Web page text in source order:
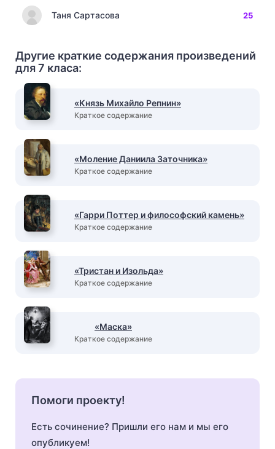
Таня Сартасова 25
Другие краткие содержания произведений
для 7 класа:
«Князь Михайло Репнин»
Краткое содержание
«Моление Даниила Заточника»
Краткое содержание
«Гарри Поттер и философский камень»
Краткое содержание
«Тристан и Изольда»
Краткое содержание
«Маска»
Краткое содержание
Помоги проекту!
Есть сочинение? Пришли его нам и мы его
опубликуем!